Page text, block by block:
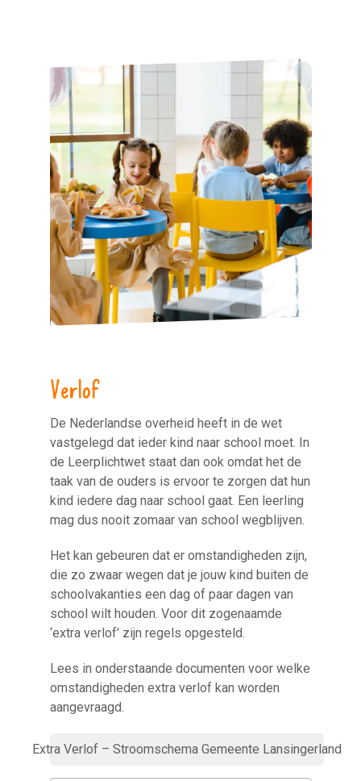
Verlof
De Nederlandse overheid heeft in de wet
vastgelegd dat ieder kind naar school moet. In
de Leerplichtwet staat dan ook omdat het de
taak van de ouders is ervoor te zorgen dat hun
kind iedere dag naar school gaat. Een leerling
mag dus nooit zomaar van school wegblijven.
Het kan gebeuren dat er omstandigheden zijn,
die zo zwaar wegen dat je jouw kind buiten de
schoolvakanties een dag of paar dagen van
school wilt houden. Voor dit zogenaamde
‘extra verlof’ zijn regels opgesteld.
Lees in onderstaande documenten voor welke
omstandigheden extra verlof kan worden
aangevraagd.
Extra Verlof – Stroomschema Gemeente Lansingerland